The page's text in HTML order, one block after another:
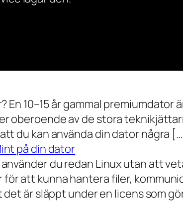
En 10–15 år gammal
oberoende av de stora
du kan använda din dator några
på din dator
du redan Linux utan att
att kunna hantera filer,
är släppt under en licens som